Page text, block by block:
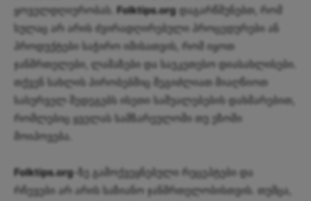
ყოველდღიურობას. Folktips.org დაგარწმუნებთ, რომ
სულაც არ არის ძვირადღირებული პროცედურები ან
პროდუქტები საჭირო იმისათვის, რომ იყოთ
ჯანმრთელები, ლამაზები და საუკეთესო დიასახლისები.
თქვენ სახლის პირობებშიც შეგიძლიათ მიაღწიოთ
სასურველ შედეგებს ისეთი საშუალებების დახმარებით,
რომლებიც ყველას სამზარეულოში თუ ეზოში
მოიპოვება.
Folktips.org-ზე გამოქვეყნებული რეცეპტები და
რჩევები არ არის საზიანო ჯანმრთელობისთვის. თუმცა,